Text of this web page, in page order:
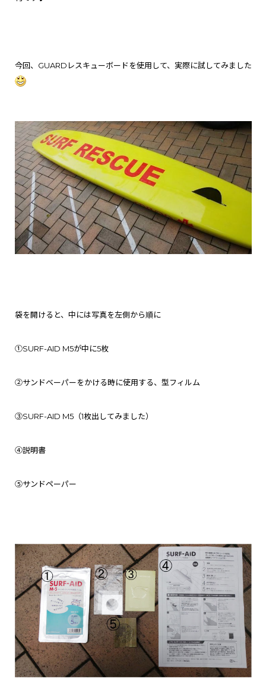
今回、GUARDレスキューボードを使用して、 実際に試してみました
袋を開けると、中には写真を左側から順に
①SURF-AID M5が中に5枚
②サンドベーパーをかける時に使用する、型フィルム
③SURF-AID M5 （1枚出してみました）
④説明書
⑤サンドペーパー